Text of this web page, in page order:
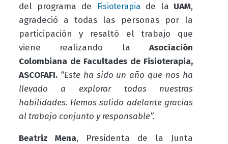
del programa de
Fisioterapiade la UAM,
agradeció a todas las personas por la
participación y resaltó el trabajo que
viene realizando laAsociación
Colombiana de Facultades de Fisioterapia,
ASCOFAFI. “Este ha sido un año que nos ha
llevado a explorartodasnuestras
habilidades. Hemos salido adelante gracias
al trabajo conjunto y responsable”.
Beatriz Mena, Presidenta de la Junta